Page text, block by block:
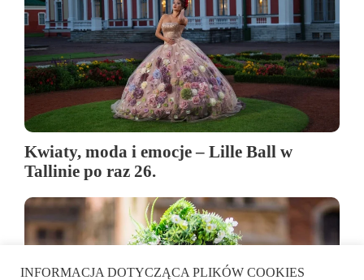
Kwiaty, moda i emocje – Lille Ball w
Tallinie po raz 26.
INFORMACJA DOTYCZĄCA PLIKÓW COOKIES